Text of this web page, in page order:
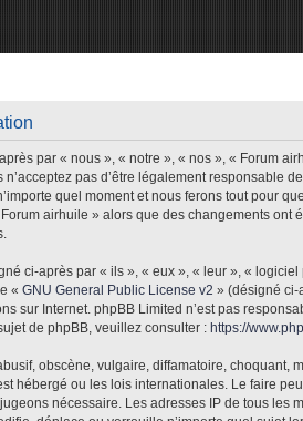
par « nous », « notre », « nos », « Forum
pas d’être légalement responsable
quel moment et nous ferons tout pour
airhuile » alors que des changements
ci-après par « ils », « eux », « leur », «
« GNU General Public License v2 » (désigné ci-
sur Internet. phpBB Limited n’est pas
de phpBB, veuillez consulter : https://
obscène, vulgaire, diffamatoire,
hébergé ou les lois internationales. Le faire
nécessaire. Les adresses IP de tous